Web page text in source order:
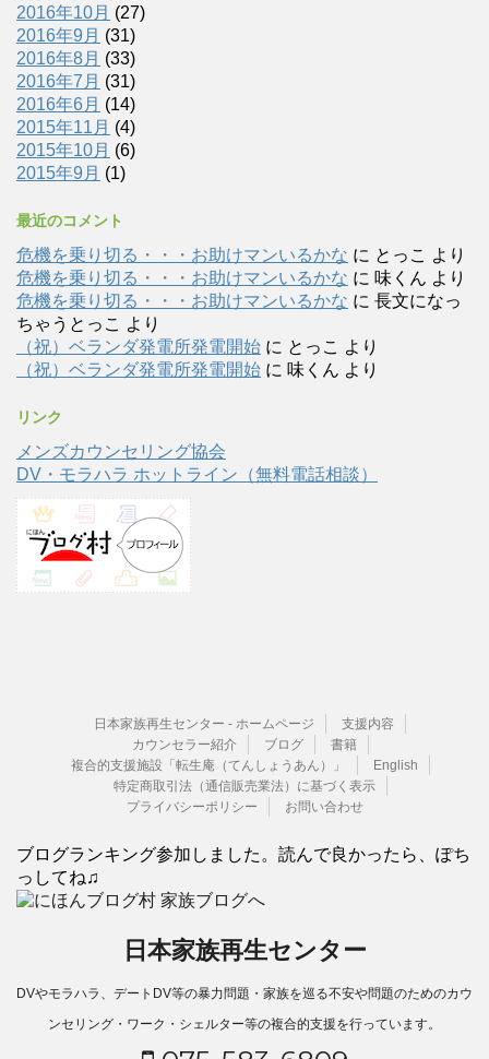
2016年10月 (27)
2016年9月 (31)
2016年8月 (33)
2016年7月 (31)
2016年6月 (14)
2015年11月 (4)
2015年10月 (6)
2015年9月 (1)
最近のコメント
危機を乗り切る・・・お助けマンいるかな に とっこ より
危機を乗り切る・・・お助けマンいるかな に 味くん より
危機を乗り切る・・・お助けマンいるかな に 長文になっ
ちゃうとっこ より
（祝）ベランダ発電所発電開始 に とっこ より
（祝）ベランダ発電所発電開始 に 味くん より
リンク
メンズカウンセリング協会
DV・モラハラ ホットライン（無料電話相談）
日本家族再生センター - ホームページ
支援内容
カウンセラー紹介
ブログ
書籍
複合的支援施設「転生庵（てんしょうあん）」
English
特定商取引法（通信販売業法）に基づく表示
プライバシーポリシー
お問い合わせ
ブログランキング参加しました。読んで良かったら、ぽち
っしてね♫
日本家族再生センター
DVやモラハラ、デートDV等の暴力問題・家族を巡る不安や問題のためのカウ
ンセリング・ワーク・シェルター等の複合的支援を行っています。